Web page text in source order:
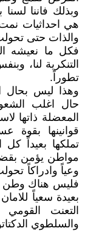
وبذلك فاننا
هي احداثيات
والذات حتى
فكل ما نعيشه
التنكرية لنا،
تطوراً.
وهذا ليس بحال
حال اغلب
المعضلة ذاتها
قوانينها بقوة
تملكها بعيداً كل
مواطن يؤمن
وعياً وادراكاً
فليس هناك وطن
بعيدة سعياً
التعنت القومي
والسلطوي